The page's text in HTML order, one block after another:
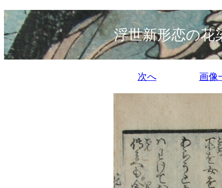
浮世新形恋の
次へ 画像